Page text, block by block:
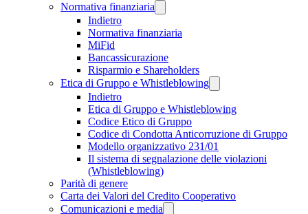
Normativa finanziaria
Indietro
Normativa finanziaria
MiFid
Bancassicurazione
Risparmio e Shareholders
Etica di Gruppo e Whistleblowing
Indietro
Etica di Gruppo e Whistleblowing
Codice Etico di Gruppo
Codice di Condotta Anticorruzione di Gruppo
Modello organizzativo 231/01
Il sistema di segnalazione delle violazioni
(Whistleblowing)
Parità di genere
Carta dei Valori del Credito Cooperativo
Comunicazioni e media